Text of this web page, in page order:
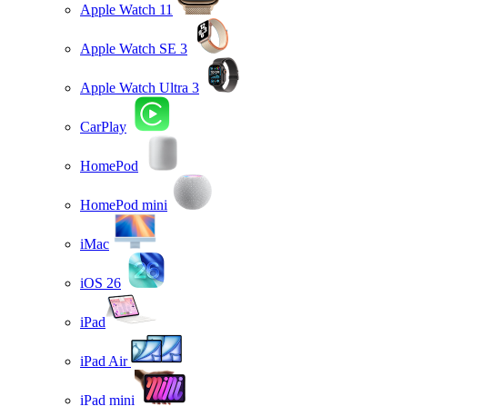
Apple Watch 11
Apple Watch SE 3
Apple Watch Ultra 3
CarPlay
HomePod
HomePod mini
iMac
iOS 26
iPad
iPad Air
iPad mini